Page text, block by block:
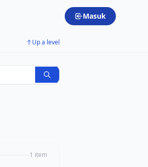
Masuk
Up a level
1 item